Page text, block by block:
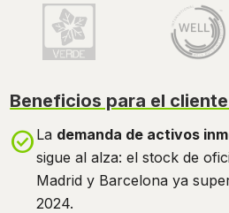
Beneficios para el
check_circle La demanda de activos
sigue al alza: el stock de
Madrid y Barcelona ya
2024.